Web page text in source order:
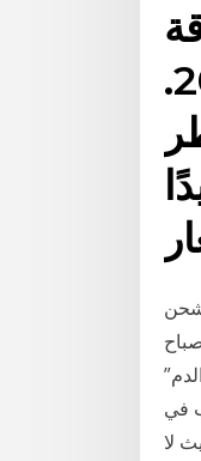
للحفاظ على رأس المال وزيادةه في عام 2019.
شحن
في
لا